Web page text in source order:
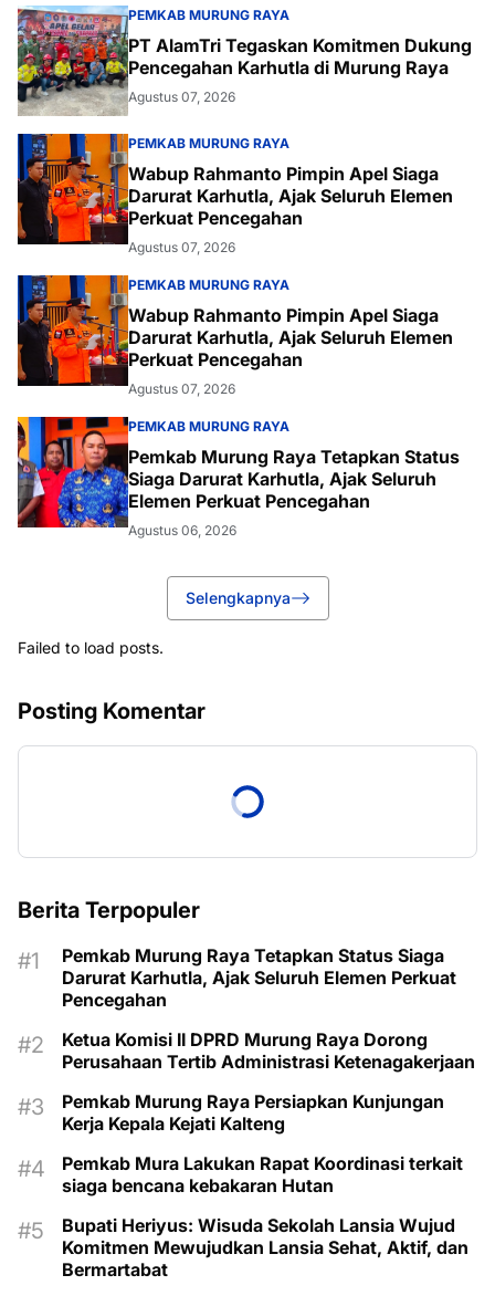
PEMKAB MURUNG RAYA
PT AlamTri Tegaskan Komitmen Dukung
Pencegahan Karhutla di Murung Raya
Agustus 07, 2026
PEMKAB MURUNG RAYA
Wabup Rahmanto Pimpin Apel Siaga
Darurat Karhutla, Ajak Seluruh Elemen
Perkuat Pencegahan
Agustus 07, 2026
PEMKAB MURUNG RAYA
Wabup Rahmanto Pimpin Apel Siaga
Darurat Karhutla, Ajak Seluruh Elemen
Perkuat Pencegahan
Agustus 07, 2026
PEMKAB MURUNG RAYA
Pemkab Murung Raya Tetapkan Status
Siaga Darurat Karhutla, Ajak Seluruh
Elemen Perkuat Pencegahan
Agustus 06, 2026
Selengkapnya
Failed to load posts.
Posting Komentar
Berita Terpopuler
Pemkab Murung Raya Tetapkan Status Siaga
Darurat Karhutla, Ajak Seluruh Elemen Perkuat
Pencegahan
Ketua Komisi II DPRD Murung Raya Dorong
Perusahaan Tertib Administrasi Ketenagakerjaan
Pemkab Murung Raya Persiapkan Kunjungan
Kerja Kepala Kejati Kalteng
Pemkab Mura Lakukan Rapat Koordinasi terkait
siaga bencana kebakaran Hutan
Bupati Heriyus: Wisuda Sekolah Lansia Wujud
Komitmen Mewujudkan Lansia Sehat, Aktif, dan
Bermartabat